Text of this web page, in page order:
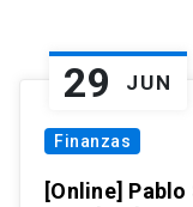
29 JUN
Finanzas
[Online]